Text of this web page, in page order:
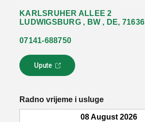
KARLSRUHER ALLEE 2
LUDWIGSBURG , BW , DE, 71636
07141-688750
Upute
L
i
k
Radno vrijeme i usluge
08 August 2026